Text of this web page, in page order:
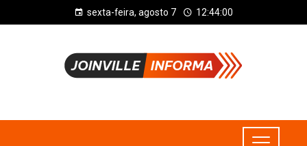
sexta-feira, agosto 7 12:44:01